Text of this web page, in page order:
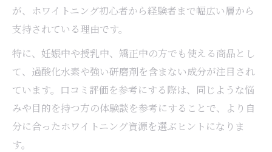
が、ホワイトニング初心者から経験者まで幅広い層から
支持されている理由です。
特に、妊娠中や授乳中、矯正中の方でも使える商品とし
て、過酸化水素や強い研磨剤を含まない成分が注目され
ています。口コミ評価を参考にする際は、同じような悩
みや目的を持つ方の体験談を参考にすることで、より自
分に合ったホワイトニング資源を選ぶヒントになりま
す。